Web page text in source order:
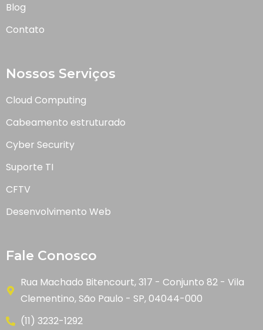
Blog
Contato
Nossos Serviços
Cloud Computing
Cabeamento estruturado
Cyber Security
Suporte TI
CFTV
Desenvolvimento Web
Fale Conosco
Rua Machado Bitencourt, 317 - Conjunto 82 - Vila
Clementino, São Paulo - SP, 04044-000
(11) 3232-1292